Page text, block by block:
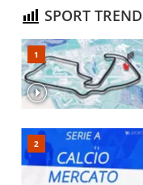
SPORT TREND